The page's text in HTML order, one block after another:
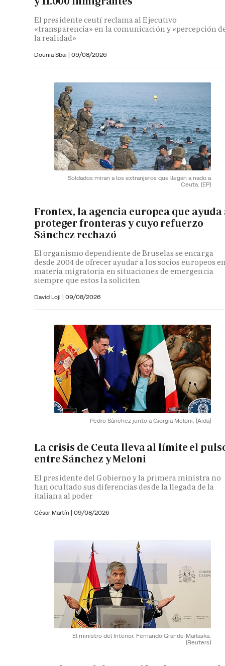
El presidente ceutí reclama al Ejecutivo
«transparencia» en la comunicación y «percepción
la realidad»
Dounia Sbai | 09/08/2026
Soldados miran a los extranjeros que llegan a nado a
Ceuta. (EP)
Frontex, la agencia europea que ayuda
proteger fronteras y cuyo refuerzo
Sánchez rechazó
El organismo dependiente de Bruselas se encarga
desde 2004 de ofrecer ayudar a los socios europeos
materia migratoria en situaciones de emergencia
siempre que estos la soliciten
David Loji | 09/08/2026
Pedro Sánchez junto a Giorgia Meloni. (Aida)
La crisis de Ceuta lleva al límite el
entre Sánchez y Meloni
El presidente del Gobierno y la primera ministra no
han ocultado sus diferencias desde la llegada de la
italiana al poder
César Martín | 09/08/2026
El ministro del Interior, Fernando Grande-Marlaska.
(Reuters)